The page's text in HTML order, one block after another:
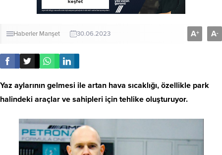
Haberler Manşet 30.06.2023 A+ A-
Yaz aylarının gelmesi ile artan hava sıcaklığı, özellikle park
halindeki araçlar ve sahipleri için tehlike oluşturuyor.